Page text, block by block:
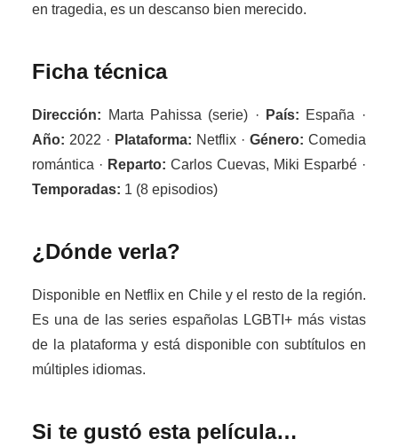
en tragedia, es un descanso bien merecido.
Ficha técnica
Dirección: Marta Pahissa (serie) · País: España ·
Año: 2022 · Plataforma: Netflix · Género: Comedia
romántica · Reparto: Carlos Cuevas, Miki Esparbé ·
Temporadas: 1 (8 episodios)
¿Dónde verla?
Disponible en Netflix en Chile y el resto de la región.
Es una de las series españolas LGBTI+ más vistas
de la plataforma y está disponible con subtítulos en
múltiples idiomas.
Si te gustó esta película…